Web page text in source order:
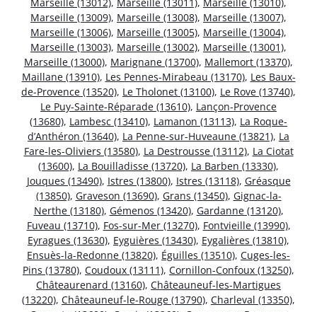
Marseille (13009), Marseille (13008), Marseille (13007),
Marseille (13006), Marseille (13005), Marseille (13004),
Marseille (13003), Marseille (13002), Marseille (13001),
Marseille (13000), Marignane (13700), Mallemort (13370),
Maillane (13910), Les Pennes-Mirabeau (13170), Les Baux-
de-Provence (13520), Le Tholonet (13100), Le Rove (13740),
Le Puy-Sainte-Réparade (13610), Lançon-Provence
(13680), Lambesc (13410), Lamanon (13113), La Roque-
d’Anthéron (13640), La Penne-sur-Huveaune (13821), La
Fare-les-Oliviers (13580), La Destrousse (13112), La Ciotat
(13600), La Bouilladisse (13720), La Barben (13330),
Jouques (13490), Istres (13800), Istres (13118), Gréasque
(13850), Graveson (13690), Grans (13450), Gignac-la-
Nerthe (13180), Gémenos (13420), Gardanne (13120),
Fuveau (13710), Fos-sur-Mer (13270), Fontvieille (13990),
Eyragues (13630), Eyguières (13430), Eygalières (13810),
Ensuès-la-Redonne (13820), Éguilles (13510), Cuges-les-
Pins (13780), Coudoux (13111), Cornillon-Confoux (13250),
Châteaurenard (13160), Châteauneuf-les-Martigues
(13220), Châteauneuf-le-Rouge (13790), Charleval (13350),